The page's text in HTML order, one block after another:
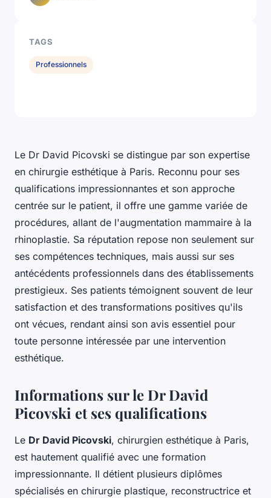
Le Dr David Picovski se distingue par son expertise
en chirurgie esthétique à Paris. Reconnu pour ses
qualifications impressionnantes et son approche
centrée sur le patient, il offre une gamme variée de
procédures, allant de l'augmentation mammaire à la
rhinoplastie. Sa réputation repose non seulement sur
ses compétences techniques, mais aussi sur ses
antécédents professionnels dans des établissements
prestigieux. Ses patients témoignent souvent de leur
satisfaction et des transformations positives qu'ils
ont vécues, rendant ainsi son avis essentiel pour
toute personne intéressée par une intervention
esthétique.
Informations sur le Dr David
Picovski et ses qualifications
Le Dr David Picovski, chirurgien esthétique à Paris,
est hautement qualifié avec une formation
impressionnante. Il détient plusieurs diplômes
spécialisés en chirurgie plastique, reconstructrice et
TAGS
Professionnels